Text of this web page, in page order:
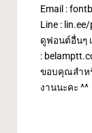
Email :
Line :
ดูฟอนต์อื่นๆ
:
ขอบคุณสำห
งานนะคะ ^^